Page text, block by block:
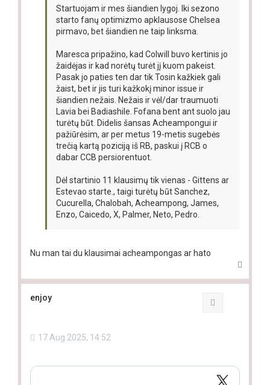
Startuojam ir mes šiandien lygoj. Iki sezono
starto fanų optimizmo apklausose Chelsea
pirmavo, bet šiandien ne taip linksma.
Maresca pripažino, kad Colwill buvo kertinis jo
žaidėjas ir kad norėtų turėt jį kuom pakeist.
Pasak jo paties ten dar tik Tosin kažkiek gali
žaist, bet ir jis turi kažkokį minor issue ir
šiandien nežais. Nežais ir vėl/dar traumuoti
Lavia bei Badiashile. Fofana bent ant suolo jau
turėtų būt. Didelis šansas Acheampongui ir
pažiūrėsim, ar per metus 19-metis sugebės
trečią kartą poziciją iš RB, paskui į RCB o
dabar CCB persiorentuot.
Dėl startinio 11 klausimų tik vienas - Gittens ar
Estevao starte., taigi turėtų būt Sanchez,
Cucurella, Chalobah, Acheampong, James,
Enzo, Caicedo, X, Palmer, Neto, Pedro.
Nu man tai du klausimai acheampongas ar hato
p
enjoy
17 Aug 2025, 14:52